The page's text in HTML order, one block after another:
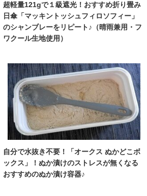
超軽量121gで１級遮光！おすすめ折り畳み
日傘「マッキントッシュフィロソフィー」
のシャンブレーをリピート♪（晴雨兼用・フ
ワクール生地使用）
自分で水抜き不要！「オークス ぬかどこボ
ックス」！ぬか漬けのストレスが無くなる
おすすめのぬか漬け容器♪